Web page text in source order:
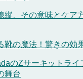
縦、その意味とケア
靴の魔法！驚きの効
のZサーキットライ
舞台